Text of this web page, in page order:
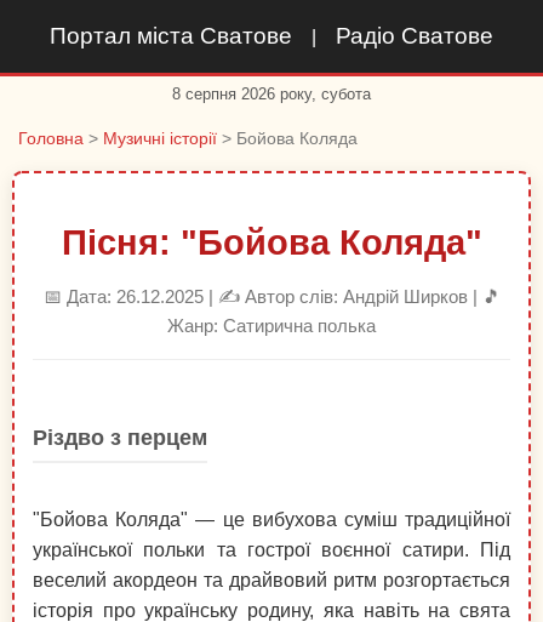
Портал міста Сватове Радіо Сватове
8 серпня 2026 року, субота
Головна > Музичні історії > Бойова Коляда
Пісня: "Бойова Коляда"
📅 Дата: 26.12.2025 | ✍️ Автор слів: Андрій Ширков | 🎵
Жанр: Сатирична полька
Різдво з перцем
"Бойова Коляда" — це вибухова суміш традиційної
української польки та гострої воєнної сатири. Під
веселий акордеон та драйвовий ритм розгортається
історія про українську родину, яка навіть на свята